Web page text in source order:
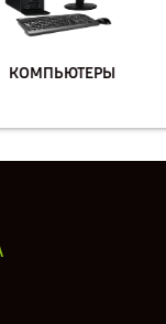
КОМПЬЮТЕРЫ